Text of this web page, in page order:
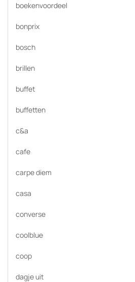
boekenvoordeel
bonprix
bosch
brillen
buffet
buffetten
c&a
cafe
carpe diem
casa
converse
coolblue
coop
dagje uit